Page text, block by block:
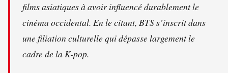
films asiatiques à avoir influencé durablement le
cinéma occidental. En le citant, BTS s’inscrit dans
une filiation culturelle qui dépasse largement le
cadre de la K-pop.